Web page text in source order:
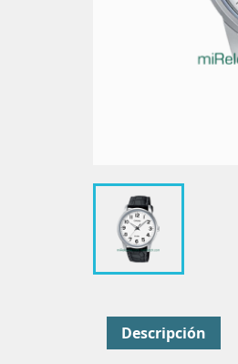
Descripción